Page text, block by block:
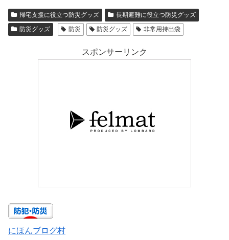
帰宅支援に役立つ防災グッズ
長期避難に役立つ防災グッズ
防災グッズ
防災 防災グッズ 非常用持出袋
スポンサーリンク
にほんブログ村